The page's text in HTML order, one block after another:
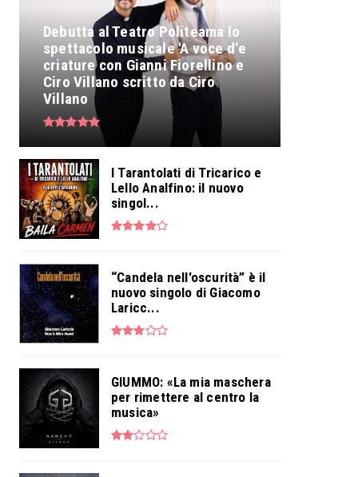
Debutta al Teatro Politeama lo
spettacolo musicale 'A voce d’e
criature con Gianni Fiorellino e
Ciro Villano scritto da Ciro
Villano
I Tarantolati di Tricarico e
Lello Analfino: il nuovo
singol...
“Candela nell'oscurità” è il
nuovo singolo di Giacomo
Laricc...
GIUMMO: «La mia maschera
per rimettere al centro la
musica»